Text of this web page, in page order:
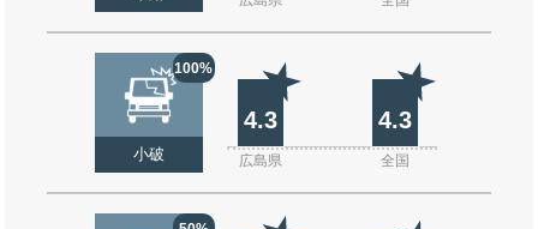
100%
小破
4.3 4.3
広島県 全国